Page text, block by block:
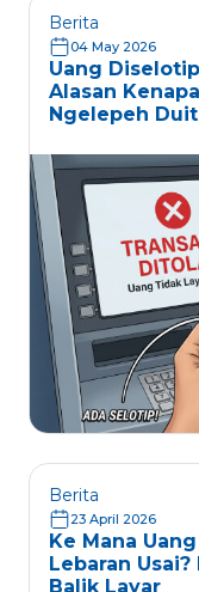
Berita
04 May 2026
Uang
Alasan
Ngelepeh
Berita
23 April 2026
Ke Mana
Lebaran
Balik Layar